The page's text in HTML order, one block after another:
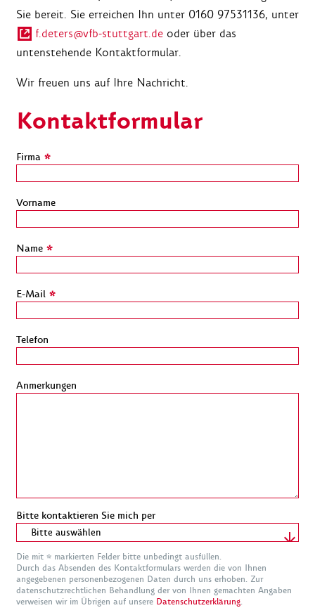
Sie bereit. Sie erreichen Ihn unter 0160 97531136, unter
f.deters@vfb-stuttgart.de oder über das
untenstehende Kontaktformular.
Wir freuen uns auf Ihre Nachricht.
Kontaktformular
Firma *
Vorname
Name *
E-Mail *
Telefon
Anmerkungen
Bitte kontaktieren Sie mich per
Die mit * markierten Felder bitte unbedingt ausfüllen.
Durch das Absenden des Kontaktformulars werden die von Ihnen
angegebenen personenbezogenen Daten durch uns erhoben. Zur
datenschutzrechtlichen Behandlung der von Ihnen gemachten Angaben
verweisen wir im Übrigen auf unsere Datenschutzerklärung.